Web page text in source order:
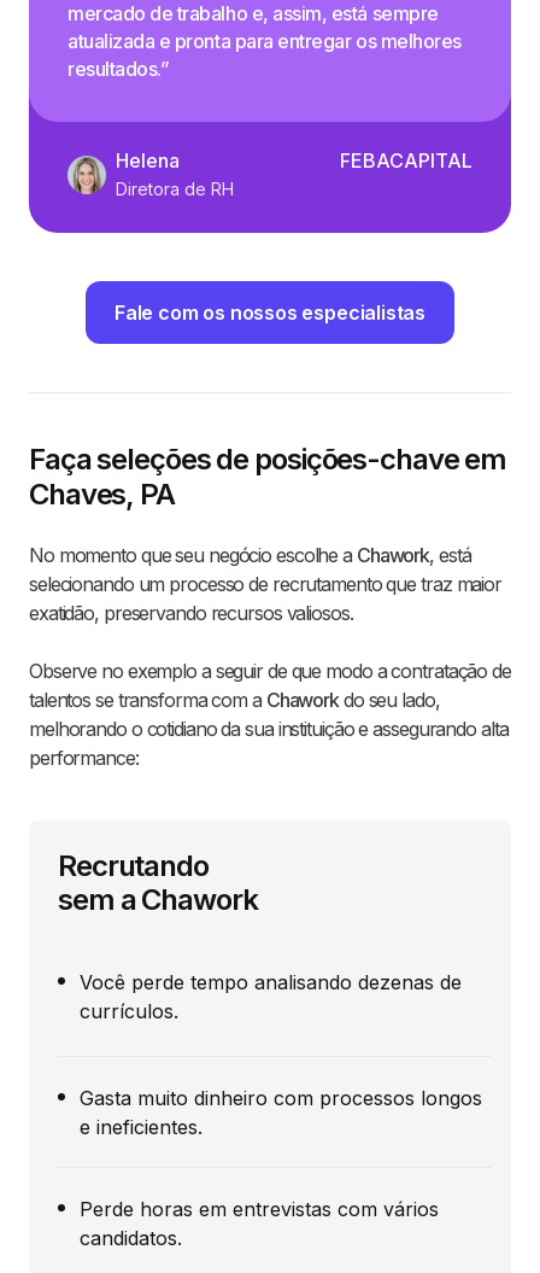
mercado de trabalho e, assim, está sempre
atualizada e pronta para entregar os melhores
resultados.”
Helena
Diretora de RH
FEBACAPITAL
Fale com os nossos especialistas
Faça seleções de posições-chave em
Chaves, PA
No momento que seu negócio escolhe a Chawork, está
selecionando um processo de recrutamento que traz maior
exatidão, preservando recursos valiosos.
Observe no exemplo a seguir de que modo a contratação de
talentos se transforma com a Chaworkdo seu lado,
melhorando o cotidiano da sua instituição e assegurando alta
performance:
Recrutando
sem a Chawork
Você perde tempo analisando dezenas de
currículos.
Gasta muito dinheiro com processos longos
e ineficientes.
Perde horas em entrevistas com vários
candidatos.